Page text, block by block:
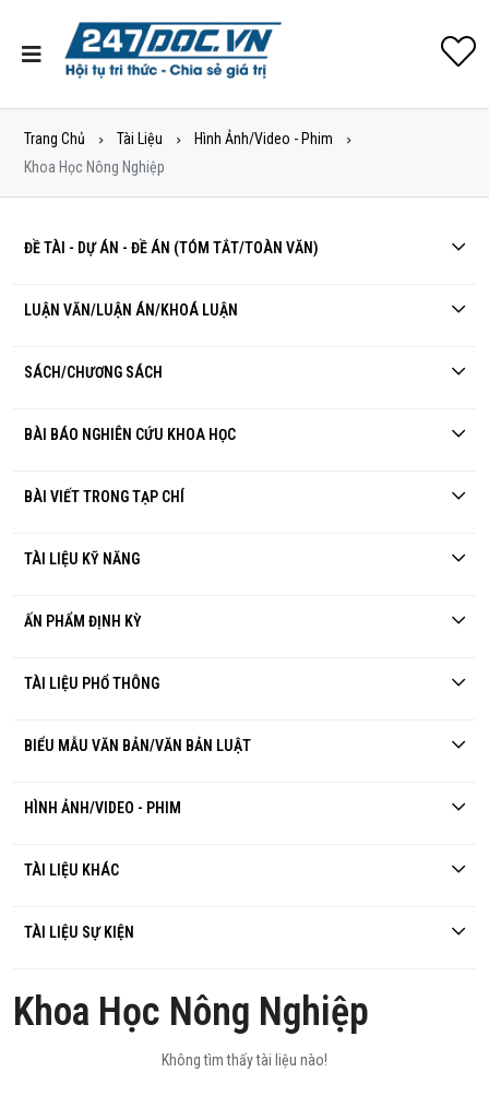
Trang Chủ Tài Liệu
Hình Ảnh/Video - Phim
Khoa Học Nông Nghiệp
ĐỀ TÀI - DỰ ÁN - ĐỀ ÁN (TÓM TẮT/TOÀN VĂN)
LUẬN VĂN/LUẬN ÁN/KHOÁ LUẬN
SÁCH/CHƯƠNG SÁCH
BÀI BÁO NGHIÊN CỨU KHOA HỌC
BÀI VIẾT TRONG TẠP CHÍ
TÀI LIỆU KỸ NĂNG
ẤN PHẨM ĐỊNH KỲ
TÀI LIỆU PHỔ THÔNG
BIỂU MẪU VĂN BẢN/VĂN BẢN LUẬT
HÌNH ẢNH/VIDEO - PHIM
TÀI LIỆU KHÁC
TÀI LIỆU SỰ KIỆN
Khoa Học Nông Nghiệp
Không tìm thấy tài liệu nào!